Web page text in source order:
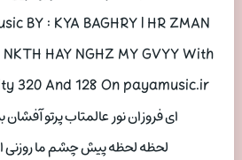
BY : KYA BAGHRY | HR ZMAN
NKTH HAY NGHZ MY GVYY With
320 And 128 On payamusic.ir
ای فروزان نور عالمتاب پرتو
لحظه لحظه پیش چشم ما روزنی